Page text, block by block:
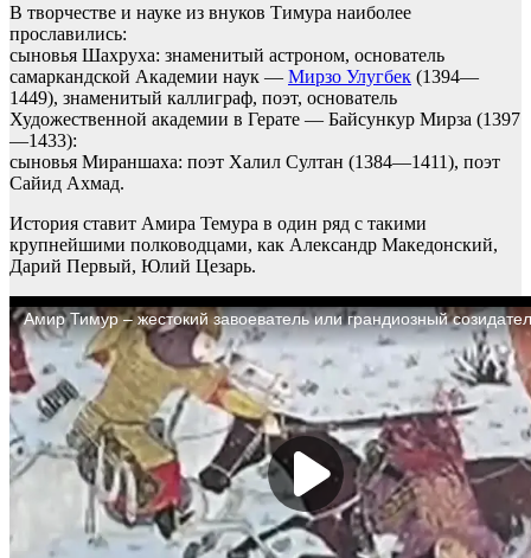
В творчестве и науке из внуков Тимура наиболее
прославились:
сыновья Шахруха: знаменитый астроном, основатель
самаркандской Академии наук — Мирзо Улугбек (1394—
1449), знаменитый каллиграф, поэт, основатель
Художественной академии в Герате — Байсункур Мирза (1397
—1433):
сыновья Мираншаха: поэт Халил Султан (1384—1411), поэт
Сайид Ахмад.
История ставит Амира Темура в один ряд с такими
крупнейшими полководцами, как Александр Македонский,
Дарий Первый, Юлий Цезарь.